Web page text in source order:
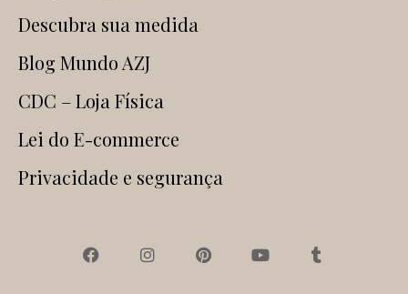
Descubra sua medida
Blog Mundo AZJ
CDC – Loja Física
Lei do E-commerce
Privacidade e segurança
a
n
i
o
u